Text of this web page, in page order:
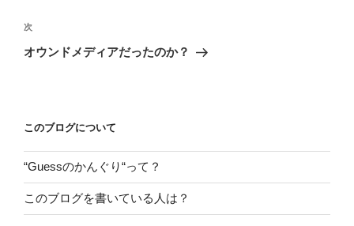
ビ
ゲ
ン
稿
次
の
次
オウンドメディアだったのか？
このブログについて
“Guessのかんぐり“って？
このブログを書いている人は？